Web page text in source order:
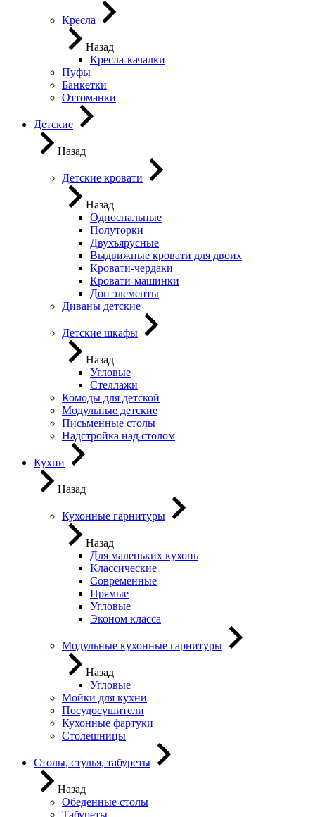
Кресла
Назад
Кресла-качалки
Пуфы
Банкетки
Оттоманки
Детские
Назад
Детские кровати
Назад
Односпальные
Полуторки
Двухъярусные
Выдвижные кровати для двоих
Кровати-чердаки
Кровати-машинки
Доп элементы
Диваны детские
Детские шкафы
Назад
Угловые
Стеллажи
Комоды для детской
Модульные детские
Письменные столы
Надстройка над столом
Кухни
Назад
Кухонные гарнитуры
Назад
Для маленьких кухонь
Классические
Современные
Прямые
Угловые
Эконом класса
Модульные кухонные гарнитуры
Назад
Угловые
Мойки для кухни
Посудосушители
Кухонные фартуки
Столешницы
Столы, стулья, табуреты
Назад
Обеденные столы
Табуреты